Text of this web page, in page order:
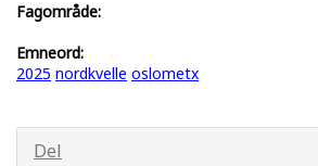
Fagområde:
Emneord:
2025 nordkvelle oslometx
Del